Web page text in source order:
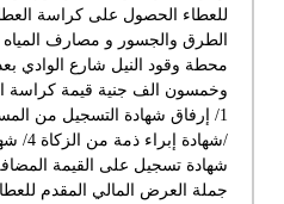
للعطاء الحصول على كراسة
وخمسون الف جنية قيمة كراسة
جملة العرض المالي المقدم